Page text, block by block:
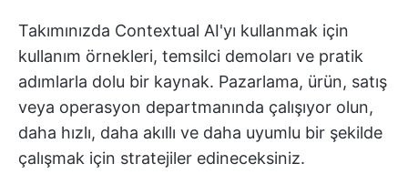
Takımınızda Contextual AI'yı kullanmak için
kullanım örnekleri, temsilci demoları ve pratik
adımlarla dolu bir kaynak. Pazarlama, ürün, satış
veya operasyon departmanında çalışıyor olun,
daha hızlı, daha akıllı ve daha uyumlu bir şekilde
çalışmak için stratejiler edineceksiniz.